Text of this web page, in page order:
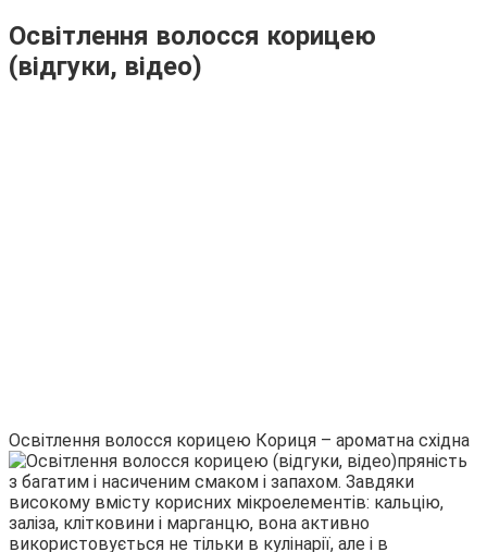
Освітлення волосся корицею
(відгуки, відео)
Освітлення волосся корицею Кориця – ароматна східна
пряність
з багатим і насиченим смаком і запахом. Завдяки
високому вмісту корисних мікроелементів: кальцію,
заліза, клітковини і марганцю, вона активно
використовується не тільки в кулінарії, але і в